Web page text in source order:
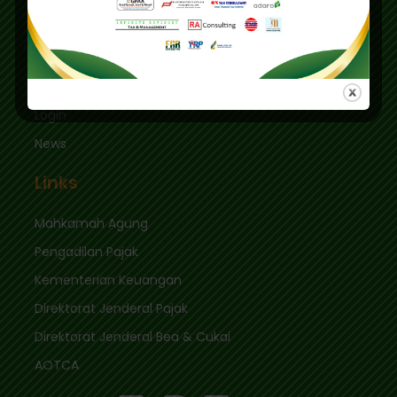
Jakarta Selatan 12410
sekretariat@ikpi.or.id
Quick Links
Login
News
Links
Mahkamah Agung
Pengadilan Pajak
Kementerian Keuangan
Direktorat Jenderal Pajak
Direktorat Jenderal Bea & Cukai
AOTCA